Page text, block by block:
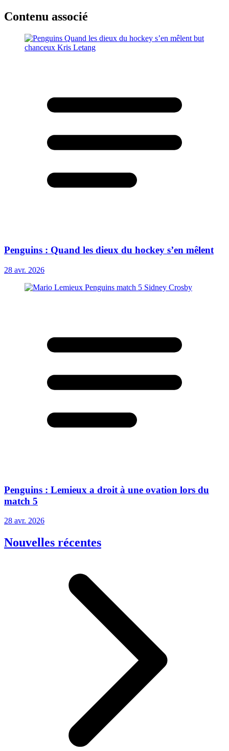
Contenu associé
Penguins : Quand les dieux du hockey s’en mêlent
28 avr. 2026
Penguins : Lemieux a droit à une ovation lors du
match 5
28 avr. 2026
Nouvelles récentes